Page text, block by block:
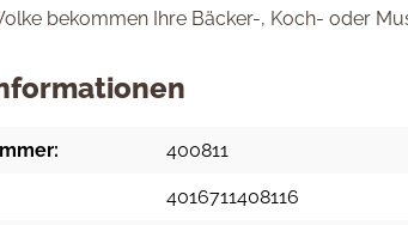
bekommen Ihre Bäcker-, Koch- oder
400811
4016711408116